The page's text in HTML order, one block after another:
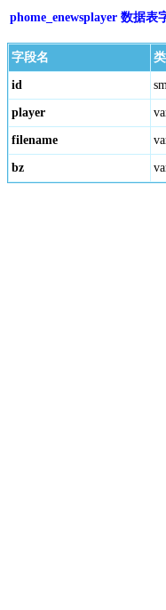
phome_enewsplayer 数据表
字段名
id
player
filename
bz